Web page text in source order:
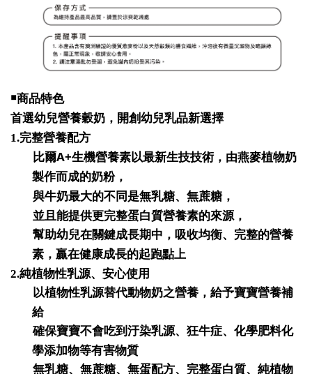
￭商品特色
首選幼兒營養穀奶，開創幼兒乳品新選擇
1.完整營養配方
比爾A+生機營養素以最新生技技術，由燕麥植物奶
製作而成的奶粉，
與牛奶最大的不同是無乳糖、無蔗糖，
並且能提供更完整蛋白質營養素的來源，
幫助幼兒在關鍵成長期中，吸收均衡、完整的營養
素，贏在健康成長的起跑點上
2.純植物性乳源、安心使用
以植物性乳源替代動物奶之營養，給予寶寶營養補
給
確保寶寶不會吃到汙染乳源、狂牛症、化學肥料化
學添加物等有害物質
無乳糖、無蔗糖、無蛋配方、完整蛋白質、純植物